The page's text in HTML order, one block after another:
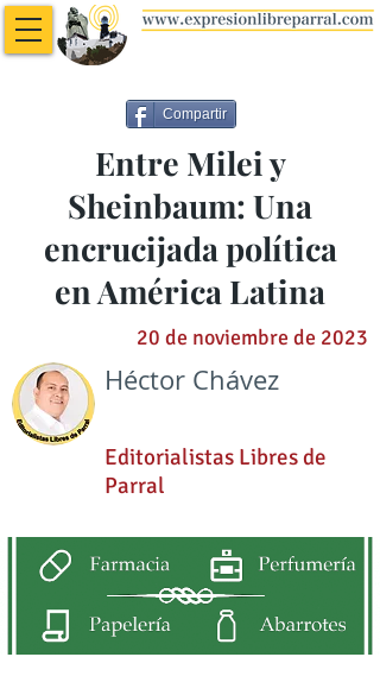
Compartir
Entre Milei y
Sheinbaum: Una
encrucijada política
en América Latina
20 de noviembre de 2023
Héctor Chávez
Editorialistas Libres de
Parral